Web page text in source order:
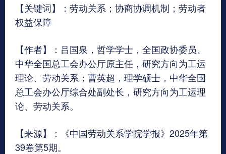
【关键词】：劳动关系；协商协调机制；劳动者
权益保障
【作者】：吕国泉，哲学学士，全国政协委员、
中华全国总工会办公厅原主任，研究方向为工运
理论、劳动关系；曹英超，理学硕士，中华全国
总工会办公厅综合处副处长，研究方向为工运理
论、劳动关系。
【来源】：《中国劳动关系学院学报》2025年第
39卷第5期。